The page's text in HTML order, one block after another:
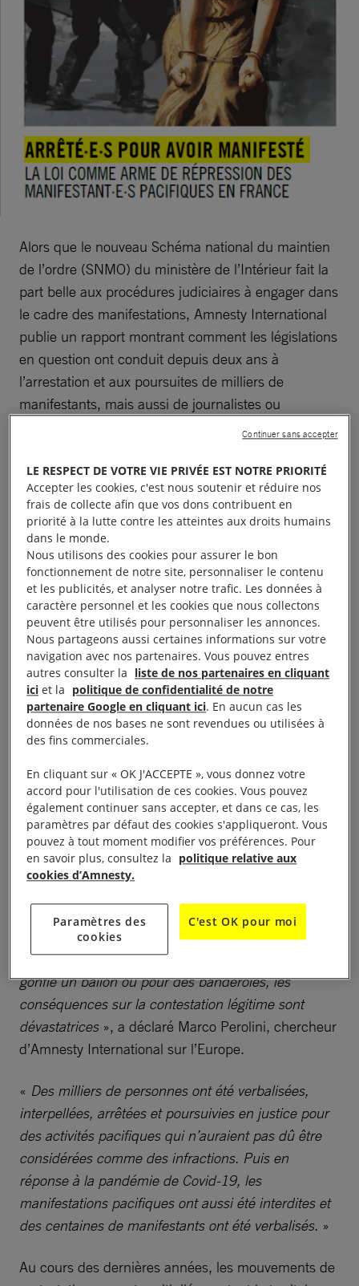
Alors que le nouveau Schéma national du maintien
de l’ordre (SNMO) du ministère de l’Intérieur fait la
part belle aux procédures judiciaires à engager dans
le cadre des manifestations, Amnesty International
publie un rapport montrant comment les législations
en question ont conduit depuis deux ans à
l’arrestation et aux poursuites de milliers de
manifestants, mais aussi de journalistes ou
respect des droits humains et du droit de
manifester.
IntituléArrêtés pour avoir manifesté. La loi comme
arme de répression des manifestants pacifiques en
France, le rapport de l’organisation établit que des
manifestants pacifiques, des secouristes, des
journalistes et des observateurs et observatrices des
droits humains figuraient parmi les personnes
ciblées par des lois vagues lors des mouvements de
protestation qui se sont déroulés à l’échelle
nationale à partir de la fin de l’année 2018.Ce
rapport montre que l’interdiction générale des
pandémie de Covid-19 était disproportionnée,
donnant lieu à des centaines d’amendes injustifiées.
«Les restrictions disproportionnées des
manifestations en France après le confinement
inquiétante pour les manifestants pacifiques, pris
sous le feu de la police et de la justice. Lorsque des
personnes sont placées en détention pour avoir
gonflé un ballon ou pour des banderoles, les
conséquences sur la contestation légitime sont
dévastatrices», a déclaré Marco Perolini, chercheur
d’Amnesty International sur l’Europe.
« Des milliers de personnes ont été verbalisées,
interpellées, arrêtées et poursuivies en justice pour
des activités pacifiques qui n’auraient pas dû être
considérées comme des infractions. Puis en
réponse à la pandémie de Covid-19, les
manifestations pacifiques ont aussi été interdites et
des centaines de manifestants ont été verbalisés. »
Au cours des dernières années, les mouvements de
LE RESPECT DE VOTRE VIE PRIVÉE EST NOTRE PRIORITÉ
Accepter les cookies, c'est nous soutenir et réduire nos
frais de collecte afin que vos dons contribuent en
priorité à la lutte contre les atteintes aux droits humains
dans le monde.
Nous utilisons des cookies pour assurer le bon
fonctionnement de notre site, personnaliser le contenu
et les publicités, et analyser notre trafic. Les données à
caractère personnel et les cookies que nous collectons
peuvent être utilisés pour personnaliser les annonces.
Nous partageons aussi certaines informations sur votre
navigation avec nos partenaires. Vous pouvez entres
autres consulter la liste de nos partenaires en cliquant
ici et la politique de confidentialité de notre
partenaire Google en cliquant ici. En aucun cas les
données de nos bases ne sont revendues ou utilisées à
des fins commerciales.
En cliquant sur « OK J'ACCEPTE », vous donnez votre
accord pour l'utilisation de ces cookies. Vous pouvez
également continuer sans accepter, et dans ce cas, les
paramètres par défaut des cookies s'appliqueront. Vous
pouvez à tout moment modifier vos préférences. Pour
en savoir plus, consultez la politique relative aux
cookies d’Amnesty.
Paramètres des
cookies
C'est OK pour moi
Continuer sans accepter